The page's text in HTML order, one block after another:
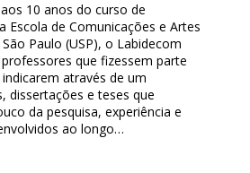
10 anos do curso de
Escola de Comunicações e Artes
Paulo (USP), o Labidecom
que fizessem parte
através de um
dissertações e teses que
da pesquisa, experiência e
ao longo…